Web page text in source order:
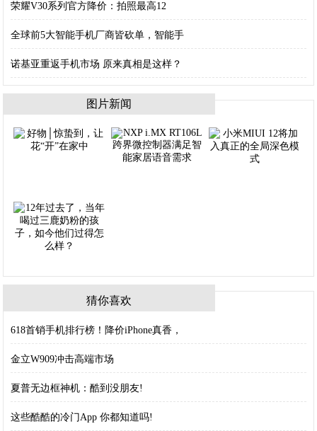
荣耀V30系列官方降价：拍照最高12
全球前5大智能手机厂商皆砍单，智能手
诺基亚重返手机市场 原来真相是这样？
图片新闻
猜你喜欢
618首销手机排行榜！降价iPhone真香，
金立W909冲击高端市场
夏普无边框神机：酷到没朋友!
这些酷酷的冷门App 你都知道吗!